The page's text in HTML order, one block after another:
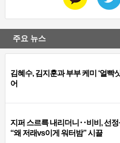
주요 뉴스
김혜수, 김지훈과 부부 케미 ‘얼빡
어
지퍼 스르륵 내리더니‥비비, 선정
“왜 저래vs이게 워터밤” 시끌